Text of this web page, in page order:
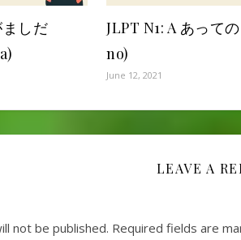
ましだ
JLPT N1: A あって
no)
June 12, 2021
LEAVE A
not be published. Required fields are